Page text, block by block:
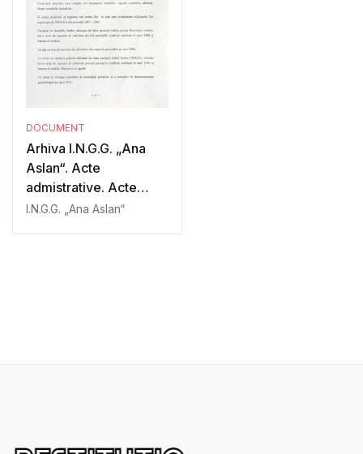
DOCUMENT
Arhiva I.N.G.G. „Ana
Aslan“. Acte
admistrative. Acte
contabile
I.N.G.G. „Ana Aslan“